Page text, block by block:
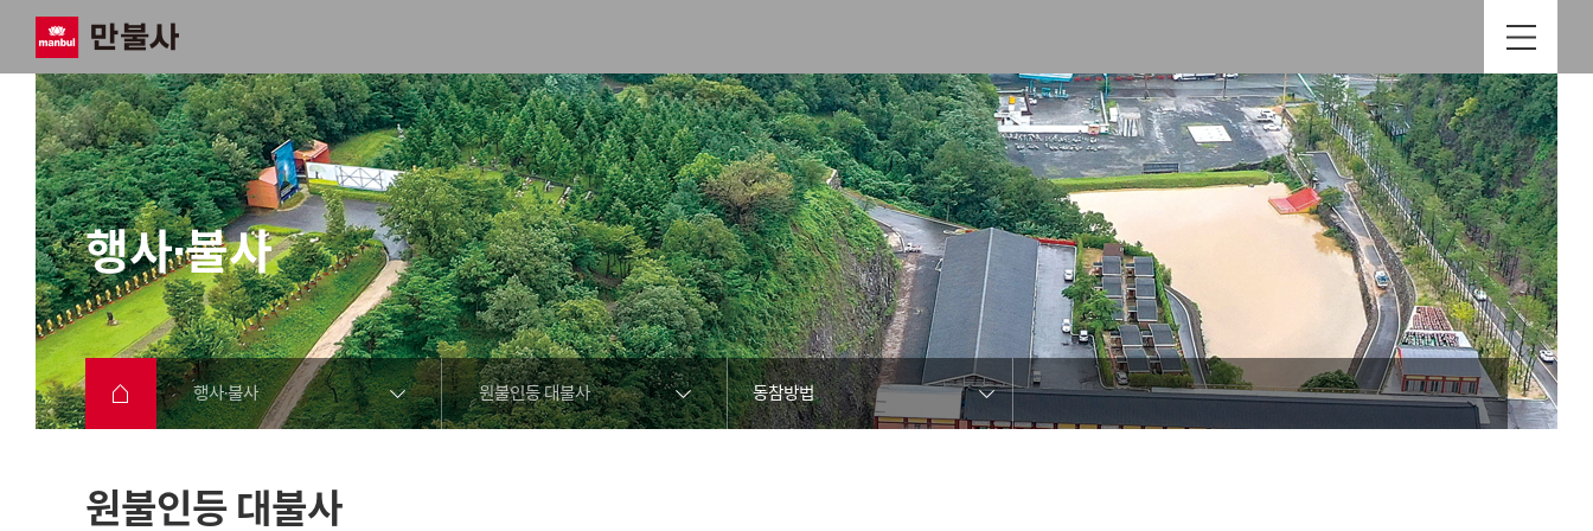
행사·불사
행사·불사 원불인등 대불사 동참방법
원불인등 대불사